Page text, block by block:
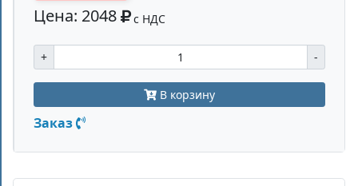
Цена: 2048 с НДС
+ -
В корзину
Заказ